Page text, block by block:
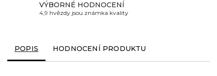
VÝBORNÉ HODNOCENÍ
4,9 hvězdy jsou známka kvality
POPIS HODNOCENÍ PRODUKTU